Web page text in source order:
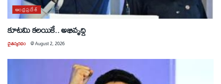
ఆంధ్రప్రదేశ్
కూటమి కలయికే.. అభివృద్ధి
చైతన్యరధం @August 2, 2026